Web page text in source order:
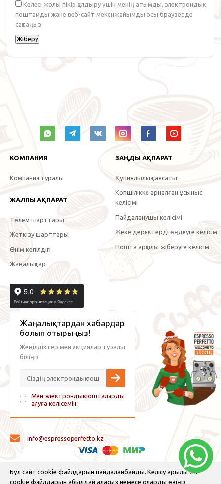
Келесі жолы пікір қалдыру үшін менің атымды, электрондық
поштамды және веб-сайт мекенжайымды осы браузерде
сақтаңыз.
Бұл сайт cookie файлдарын пайдаланбайды. Келісу арқылы сіз
cookie файлдарын қабылдай аласыз немесе оларды өзіңіз
КОМПАНИЯ
Компания туралы
ЖАЛПЫ АҚПАРАТ
Төлем шарттары
Жеткізу шарттары
Өнім кепілдігі
Жаңалықтар
ЗАҢДЫ АҚПАРАТ
Құпиялылық саясаты
Көпшілікке арналған ұсыныс
келісімі
Пайдаланушы келісімі
Жеке деректерді өңдеуге келісім
Пошта арқылы жіберуге келісім
Жаңалықтардан хабардар
болып отырыңыз!
Жеңілдіктер мен акциялар туралы
біліңіз
Мен электрондық пошталарды
алуға келісемін.
info@espressoperfetto.kz
© 2026 Espresso Perfetto — кофе жабдықтары және кофе